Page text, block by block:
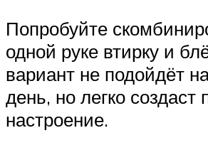
Попробуйте
одной руке втирку и
вариант не подойдёт
день, но легко создаст
настроение.